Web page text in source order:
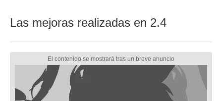
Las mejoras realizadas en 2.4